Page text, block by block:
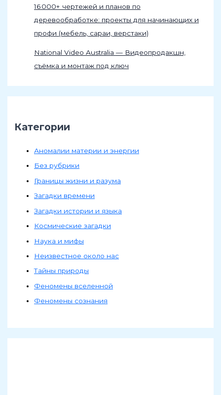
16 000+ чертежей и планов по
деревообработке: проекты для начинающих и
профи (мебель, сараи, верстаки)
National Video Australia — Видеопродакшн,
съёмка и монтаж под ключ
Категории
Аномалии материи и энергии
Без рубрики
Границы жизни и разума
Загадки времени
Загадки истории и языка
Космические загадки
Наука и мифы
Неизвестное около нас
Тайны природы
Феномены вселенной
Феномены сознания